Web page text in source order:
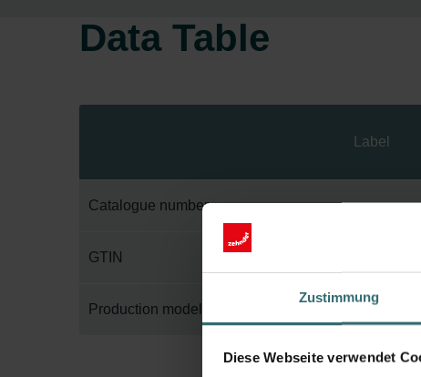
Zustimmung
Diese Webseite verwendet
Data Table
Label
Catalogue number
GTIN
Production model